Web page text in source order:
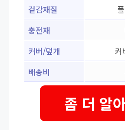
겉감재질
충전재
커버/덮개
커
배송비
좀 더 알